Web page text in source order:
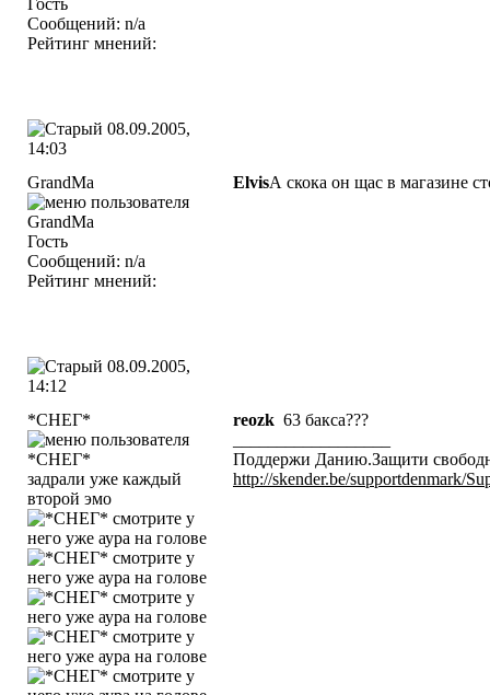
Гость
Сообщений: n/a
Рейтинг мнений:
08.09.2005,
14:03
GrandMa
Гость
Сообщений: n/a
Рейтинг мнений:
ElvisА скока он щас в магазине
08.09.2005,
14:12
*СНЕГ*
задрали уже каждый
второй эмо
reozk 63 бакса???
Поддержи Данию.Защити
http://skender.be/supportdenmark/